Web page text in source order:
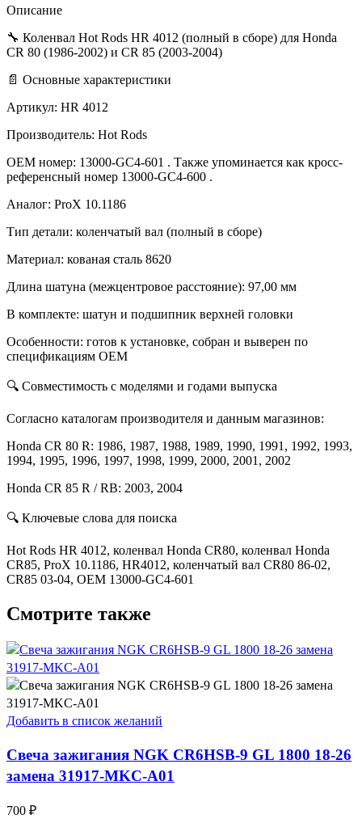
CR
03-
04
ProX
Описание
🔧 Коленвал Hot Rods HR 4012 (полный в сборе) для Honda
CR 80 (1986-2002) и CR 85 (2003-2004)
📄 Основные характеристики
Артикул: HR 4012
Производитель: Hot Rods
OEM номер: 13000-GC4-601 . Также упоминается как кросс-
референсный номер 13000-GC4-600 .
Аналог: ProX 10.1186
Тип детали: коленчатый вал (полный в сборе)
Материал: кованая сталь 8620
Длина шатуна (межцентровое расстояние): 97,00 мм
В комплекте: шатун и подшипник верхней головки
Особенности: готов к установке, собран и выверен по
спецификациям OEM
🔍 Совместимость с моделями и годами выпуска
Согласно каталогам производителя и данным магазинов:
Honda CR 80 R: 1986, 1987, 1988, 1989, 1990, 1991, 1992, 1993,
1994, 1995, 1996, 1997, 1998, 1999, 2000, 2001, 2002
Honda CR 85 R / RB: 2003, 2004
🔍 Ключевые слова для поиска
Hot Rods HR 4012, коленвал Honda CR80, коленвал Honda
CR85, ProX 10.1186, HR4012, коленчатый вал CR80 86-02,
CR85 03-04, OEM 13000-GC4-601
Смотрите также
Добавить в список желаний
Свеча зажигания NGK CR6HSB-9 GL 1800 18-26
замена 31917-MKC-A01
700 ₽